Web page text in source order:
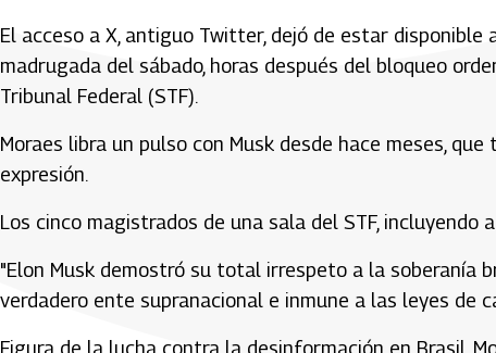
El acceso a X, antiguo Twitter, dejó de estar
madrugada del sábado, horas después del bloqueo
Tribunal Federal (STF).
Moraes libra un pulso con Musk desde hace meses,
expresión.
Los cinco magistrados de una sala del STF, incluyendo
"Elon Musk demostró su total irrespeto a la soberanía
verdadero ente supranacional e inmune a las leyes de
Figura de la lucha contra la desinformación en Brasil,